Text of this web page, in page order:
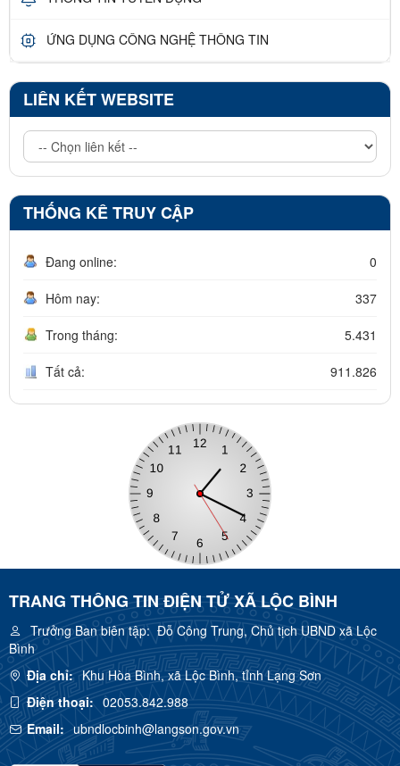
ỨNG DỤNG CÔNG NGHỆ THÔNG TIN
LIÊN KẾT WEBSITE
THỐNG KÊ TRUY CẬP
Đang online: 0
Hôm nay: 337
Trong tháng: 5.431
Tất cả: 911.826
TRANG THÔNG TIN ĐIỆN TỬ XÃ LỘC BÌNH
Trưởng Ban biên tập:Đỗ Công Trung, Chủ tịch UBND xã Lộc
Bình
Địa chỉ: Khu Hòa Bình, xã Lộc Bình, tỉnh Lạng Sơn
Điện thoại: 02053.842.988
Email: ubndlocbinh@langson.gov.vn